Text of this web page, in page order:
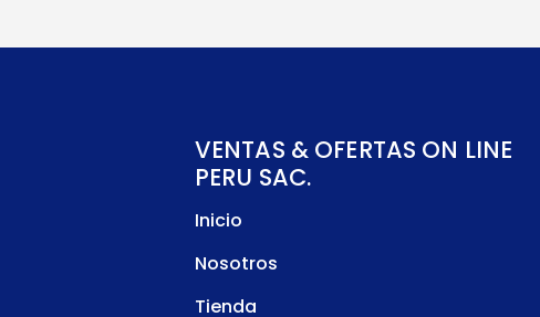
VENTAS & OFERTAS ON LINE
PERU SAC.
Inicio
Nosotros
Tienda